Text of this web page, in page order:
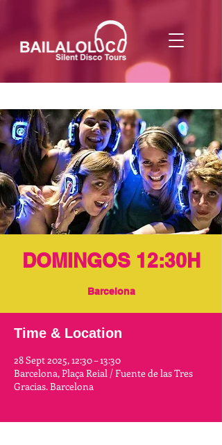
DOMINGOS 12:30H
Barcelona
Time & Location
28 Sept 2025, 12:30 – 13:30
Barcelona, Plaça Reial / Fuente de las Tres
Gracias. Barcelona